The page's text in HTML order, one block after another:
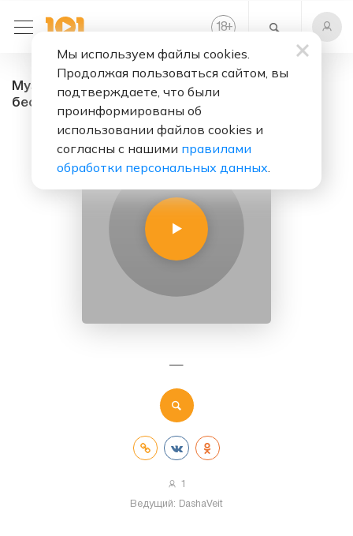
18+
Музыка без границ - радио онлайн. Слушать
бесплатно
—
1
Ведущий: DashaVeit
Мы используем файлы cookies.
Продолжая пользоваться сайтом, вы
подтверждаете, что были
проинформированы об
использовании файлов cookies и
согласны с нашими правилами
обработки персональных данных.